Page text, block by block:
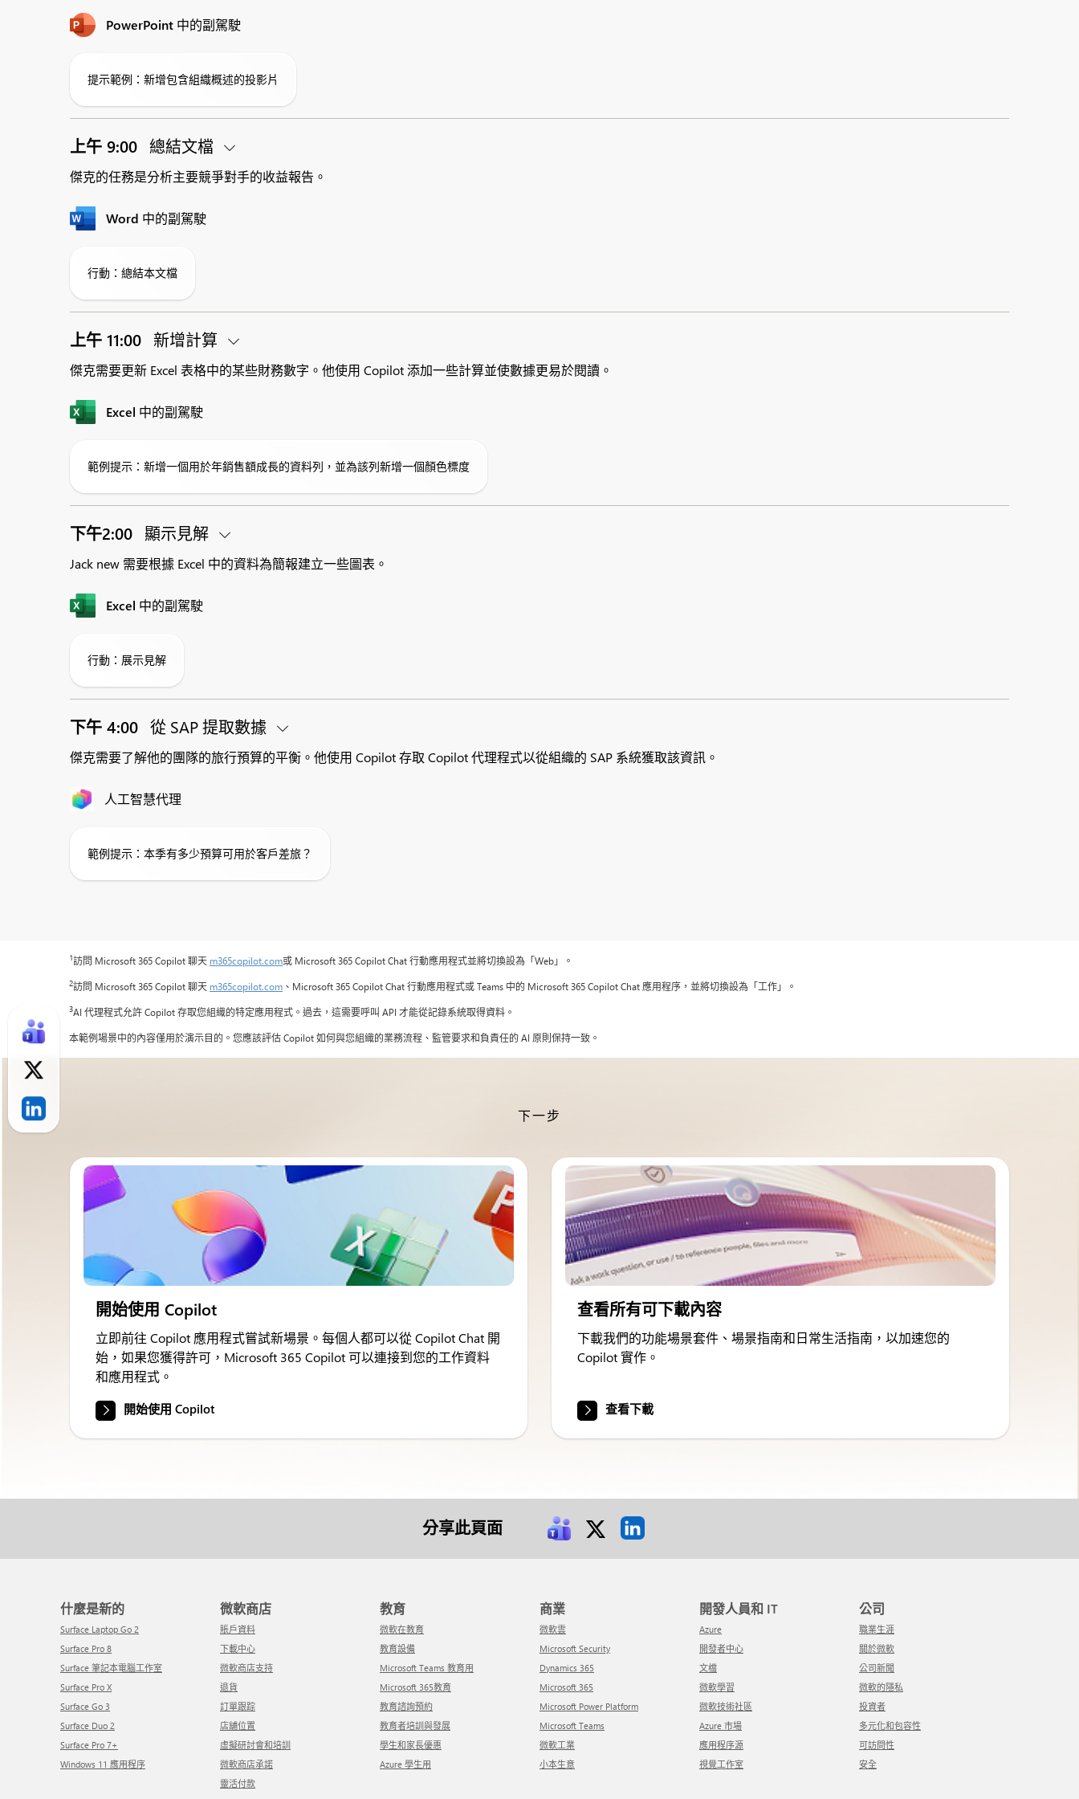
PowerPoint 中的副駕駛
提示範例：新增包含組織概述的投影片
上午 9:00 總結文檔
傑克的任務是分析主要競爭對手的收益報告。
Word 中的副駕駛
行動：總結本文檔
上午 11:00 新增計算
傑克需要更新 Excel 表格中的某些財務數字。他使用 Copilot 添加一些計算並使數據更易於閱讀。
Excel 中的副駕駛
範例提示：新增一個用於年銷售額成長的資料列，並為該列新增一個顏色標度
下午2:00 顯示見解
Jack new 需要根據 Excel 中的資料為簡報建立一些圖表。
Excel 中的副駕駛
行動：展示見解
下午 4:00 從 SAP 提取數據
傑克需要了解他的團隊的旅行預算的平衡。他使用 Copilot 存取 Copilot 代理程式以從組織的 SAP 系統獲取該資訊。
人工智慧代理
範例提示：本季有多少預算可用於客戶差旅？
1訪問 Microsoft 365 Copilot 聊天 m365copilot.com或 Microsoft 365 Copilot Chat 行動應用程式並將切換設為「Web」。
2訪問 Microsoft 365 Copilot 聊天 m365copilot.com 、Microsoft 365 Copilot Chat 行動應用程式或 Teams 中的 Microsoft 365 Copilot Chat 應用程序，並將切換設為「工作」。
3AI 代理程式允許 Copilot 存取您組織的特定應用程式。過去，這需要呼叫 API 才能從記錄系統取得資料。
本範例場景中的內容僅用於演示目的。您應該評估 Copilot 如何與您組織的業務流程、監管要求和負責任的 AI 原則保持一致。
下一步
開始使用 Copilot
立即前往 Copilot 應用程式嘗試新場景。每個人都可以從 Copilot Chat 開
始，如果您獲得許可，Microsoft 365 Copilot 可以連接到您的工作資料
和應用程式。
開始使用 Copilot
查看所有可下載內容
下載我們的功能場景套件、場景指南和日常生活指南，以加速您的
Copilot 實作。
查看下載
分享此頁面
什麼是新的
Surface Laptop Go 2
Surface Pro 8
Surface 筆記本電腦工作室
Surface Pro X
Surface Go 3
Surface Duo 2
Surface Pro 7+
Windows 11 應用程序
微軟商店
賬戶資料
下載中心
微軟商店支持
退貨
訂單跟踪
店舖位置
虛擬研討會和培訓
微軟商店承諾
靈活付款
教育
微軟在教育
教育設備
Microsoft Teams 教育用
Microsoft 365教育
教育諮詢預約
教育者培訓與發展
學生和家長優惠
Azure 學生用
商業
微軟雲
Microsoft Security
Dynamics 365
Microsoft 365
Microsoft Power Platform
Microsoft Teams
微軟工業
小本生意
開發人員和 IT
Azure
開發者中心
文檔
微軟學習
微軟技術社區
Azure 市場
應用程序源
視覺工作室
公司
職業生涯
關於微軟
公司新聞
微軟的隱私
投資者
多元化和包容性
可訪問性
安全